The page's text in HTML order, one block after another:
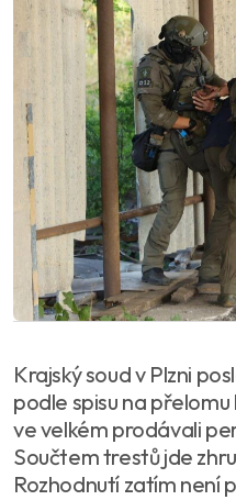
Krajský soud v Plzni
podle spisu na
ve velkém prodávali
Součtem trestů jde
Rozhodnutí zatím není